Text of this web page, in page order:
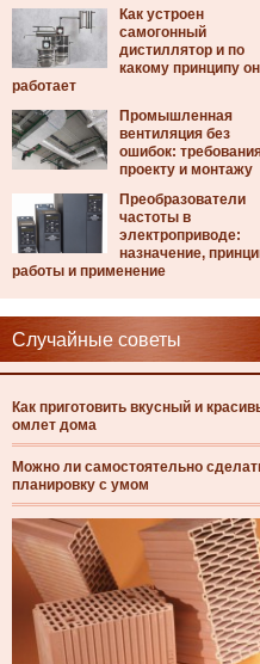
Как устроен
самогонный
дистиллятор и по
какому принципу он
работает
Промышленная
вентиляция без
ошибок:
проекту и монтажу
Преобразователи
частоты в
электроприводе:
назначение,
работы и применение
Случайные советы
Как приготовить вкусный и
омлет дома
Можно ли самостоятельно
планировку с умом